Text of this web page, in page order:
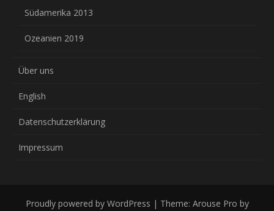
Südamerika 2013
Ozeanien 2019
Über uns
English
Datenschutzerklärung
Impressum
Proudly powered by WordPress | Theme: Arouse Pro by